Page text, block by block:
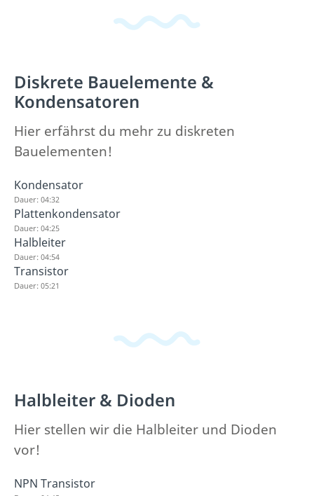
Diskrete Bauelemente &
Kondensatoren
Hier erfährst du mehr zu diskreten
Bauelementen!
Kondensator
Dauer: 04:32
Plattenkondensator
Dauer: 04:25
Halbleiter
Dauer: 04:54
Transistor
Dauer: 05:21
Halbleiter & Dioden
Hier stellen wir die Halbleiter und Dioden
vor!
NPN Transistor